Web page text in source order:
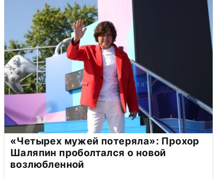
«Четырех мужей потеряла»: Прохор
Шаляпин проболтался о новой
возлюбленной